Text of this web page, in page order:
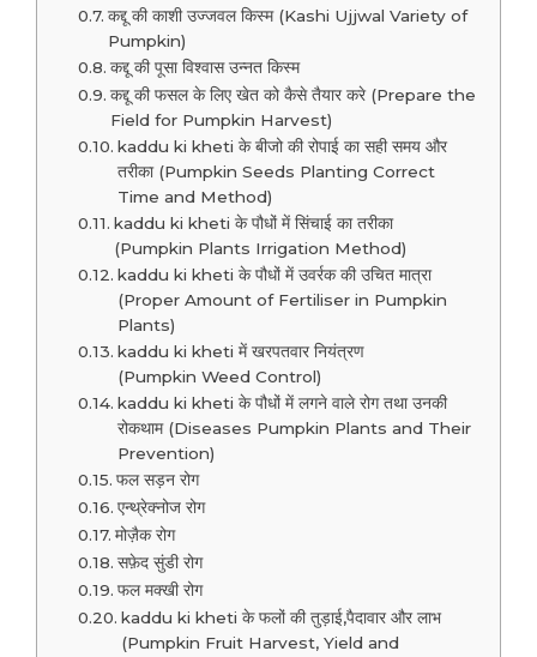
कद्दू की काशी उज्जवल किस्म (Kashi Ujjwal Variety of
Pumpkin)
कद्दू की पूसा विश्वास उन्नत किस्म
कद्दू की फसल के लिए खेत को कैसे तैयार करे (Prepare the
Field for Pumpkin Harvest)
kaddu ki kheti के बीजो की रोपाई का सही समय और
तरीका (Pumpkin Seeds Planting Correct
Time and Method)
kaddu ki kheti के पौधों में सिंचाई का तरीका
(Pumpkin Plants Irrigation Method)
kaddu ki kheti के पौधों में उवर्रक की उचित मात्रा
(Proper Amount of Fertiliser in Pumpkin
Plants)
kaddu ki kheti में खरपतवार नियंत्रण
(Pumpkin Weed Control)
kaddu ki kheti के पौधों में लगने वाले रोग तथा उनकी
रोकथाम (Diseases Pumpkin Plants and Their
Prevention)
फल सड़न रोग
एन्थ्रेक्नोज रोग
मोज़ैक रोग
सफ़ेद सुंडी रोग
फल मक्खी रोग
kaddu ki kheti के फलों की तुड़ाई,पैदावार और लाभ
(Pumpkin Fruit Harvest, Yield and